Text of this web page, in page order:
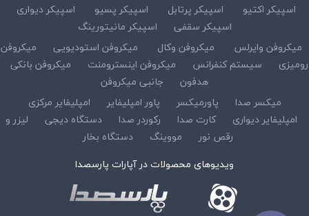
اسپیکر اکتیو اسپیکر پرتابل اسپیکر پسیو
اسپیکر دیواری
اسپیکر سقفی
اسپیکر مانیتورینگ
میکروفن وایرلس
میکروفن وکال میکروفن استودیویی
میکروفن
رومیزی
سیستم کنفرانس میکروفن اینسترومنت
میکروفن بانکی
هدفون
جانبی میکروفن
میکسر صدا
پاورمیکسر پاور امپلیفایر
امپلیفایر مرکزی
امپلیفایر دیواری
کارت صدا رکوردر صدا دستگاه دیجی
لیزر و
رقص نور
مووینگ
دستگاه بخار
ویدیوهای محصولات در آپارات پارسصدا